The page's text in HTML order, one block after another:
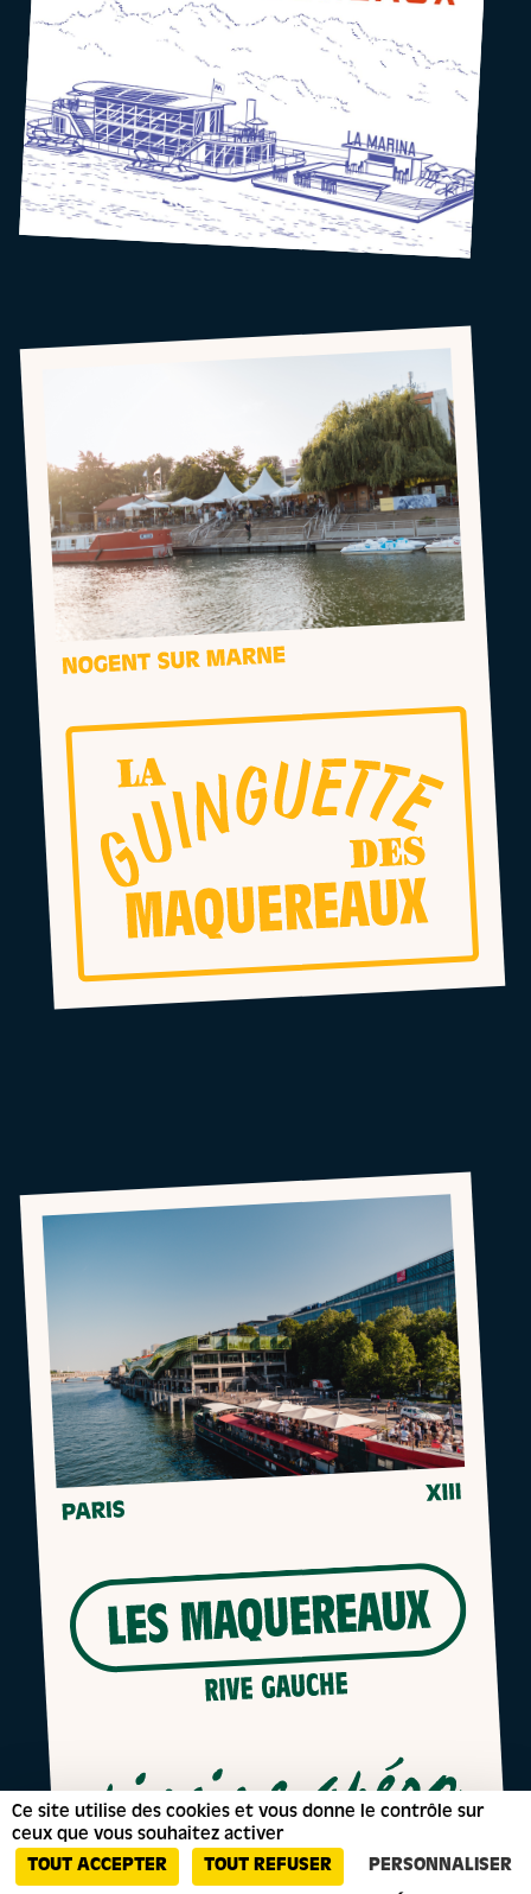
Ce site utilise des cookies et vous donne le contrôle sur
ceux que vous souhaitez activer
TOUT ACCEPTER
TOUT REFUSER PERSONNALISER